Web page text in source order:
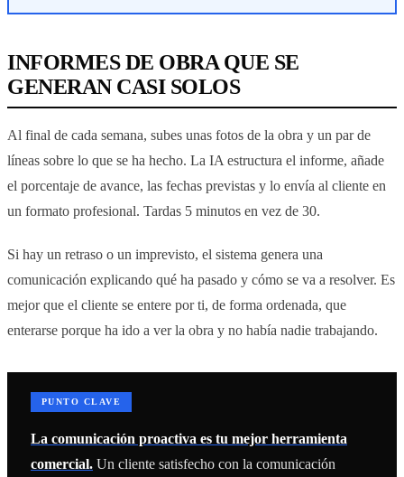
INFORMES DE OBRA QUE SE
GENERAN CASI SOLOS
Al final de cada semana, subes unas fotos de la obra y un par de
líneas sobre lo que se ha hecho. La IA estructura el informe, añade
el porcentaje de avance, las fechas previstas y lo envía al cliente en
un formato profesional. Tardas 5 minutos en vez de 30.
Si hay un retraso o un imprevisto, el sistema genera una
comunicación explicando qué ha pasado y cómo se va a resolver. Es
mejor que el cliente se entere por ti, de forma ordenada, que
enterarse porque ha ido a ver la obra y no había nadie trabajando.
PUNTO CLAVE
La comunicación proactiva es tu mejor herramienta
comercial. Un cliente satisfecho con la comunicación